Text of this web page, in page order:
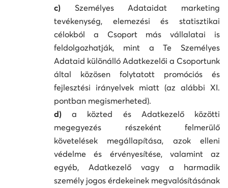
c) Személyes Adataidat marketing
tevékenység, elemezési és statisztikai
célokból a Csoport más vállalatai is
feldolgozhatják, mint a Te Személyes
Adataid különálló Adatkezelői a Csoportunk
által közösen folytatott promóciós és
fejlesztési irányelvek miatt (az alábbi XI.
pontban megismerheted).
d) a közted és Adatkezelő közötti
megegyezés részeként felmerülő
követelések megállapítása, azok elleni
védelme és érvényesítése, valamint az
egyéb, Adatkezelő vagy a harmadik
személy jogos érdekeinek megvalósításának